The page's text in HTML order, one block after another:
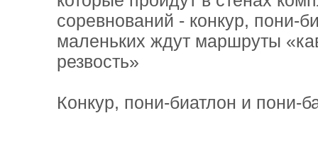
соревнований - конкур, пони-
маленьких ждут маршруты
резвость»
Конкур, пони-биатлон и пони-